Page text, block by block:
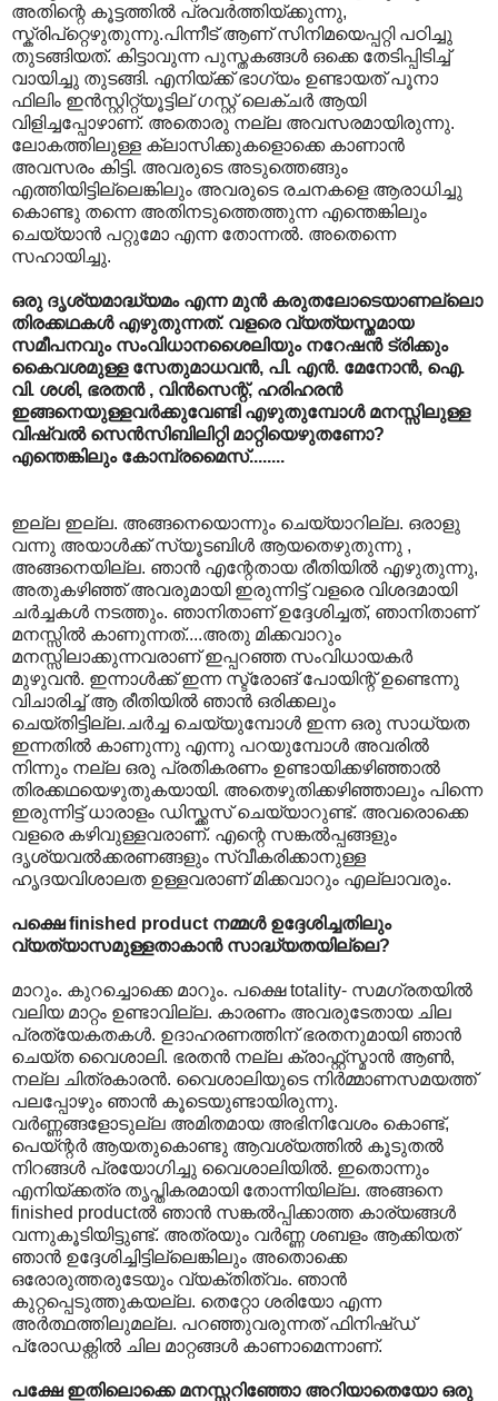
അതിന്റെ കൂട്ടത്തില്‍ പ്രവര്‍ത്തിയ്ക്കുന്നു,
സ്ക്രിപ്റ്റെഴുതുന്നു.പിന്നീട് ആണ് സിനിമയെപ്പറ്റി പഠിച്ചു
തുടങ്ങിയത്. കിട്ടാവുന്ന പുസ്തകങ്ങള്‍ ഒക്കെ തേടിപ്പിടിച്ച്
വായിച്ചു തുടങ്ങി. എനിയ്ക്ക് ഭാഗ്യം ഉണ്ടായത് പൂനാ
ഫിലിം ഇന്‍സ്റ്റിറ്റ്യൂട്ടില് ഗസ്റ്റ് ലെക്ചര്‍ ആയി
വിളിച്ചപ്പോഴാണ്. അതൊരു നല്ല അവസരമായിരുന്നു.
ലോകത്തിലുള്ള ക്ലാസിക്കുകളൊക്കെ കാണാന്‍
അവസരം കിട്ടി. അവരുടെ അടുത്തെങ്ങും
എത്തിയിട്ടില്ലെങ്കിലും അവരുടെ രചനകളെ ആരാധിച്ചു
കൊണ്ടു തന്നെ അതിനടുത്തെത്തുന്ന എന്തെങ്കിലും
ചെയ്യാന്‍ പറ്റുമോ എന്ന തോന്നല്‍. അതെന്നെ
സഹായിച്ചു.‍
ഒരു ദൃശ്യമാദ്ധ്യമം എന്ന മുന്‍ കരുതലോടെയാണല്ലൊ
തിരക്കഥകള്‍ എഴുതുന്നത്. വളരെ വ്യത്യസ്തമായ
സമീപനവും സംവിധാനശൈലിയും നറേഷന്‍ ട്രിക്കും
കൈവശമുള്ള സേതുമാധവന്‍, പി. എന്‍. മേനോന്‍, ഐ.
വി. ശശി, ഭരതന്‍ , വിന്‍സെന്റ്, ഹരിഹരന്‍
ഇങ്ങനെയുള്ളവര്‍ക്കുവേണ്ടി എഴുതുമ്പോള്‍ മനസ്സിലുള്ള
വിഷ്വല്‍ സെന്‍സിബിലിറ്റി മാറ്റിയെഴുതണോ?
എന്തെങ്കിലും കോമ്പ്രമൈസ്........
ഇല്ല ഇല്ല. അങ്ങനെയൊന്നും ചെയ്യാറില്ല. ഒരാളു
വന്നു അയാള്‍‍ക്ക് സ്യൂടബിള്‍ ആയതെഴുതുന്നു ,
അങ്ങനെയില്ല. ഞാന്‍ എന്റേതായ രീതിയില്‍ എഴുതുന്നു,
അതുകഴിഞ്ഞ് അവരുമായി ഇരുന്നിട്ട് വളരെ വിശദമായി
ചര്‍ച്ചകള്‍ നടത്തും. ഞാനിതാണ് ഉദ്ദേശിച്ചത്, ഞാനിതാണ്
മനസ്സില്‍ കാണുന്നത്....അതു മിക്കവാറും
മനസ്സിലാക്കുന്നവരാണ് ഇപ്പറഞ്ഞ സംവിധായകര്‍
മുഴുവന്‍. ഇന്നാള്‍ക്ക് ഇന്ന സ്ട്രോങ് പോയിന്റ് ഉണ്ടെന്നു
വിചാരിച്ച് ആ രീതിയില്‍ ഞാന്‍ ഒരിക്കലും
ചെയ്തിട്ടില്ല.‍ചര്‍ച്ച ചെയ്യുമ്പോള്‍ ഇന്ന ഒരു സാധ്യത
ഇന്നതില്‍ കാണുന്നു എന്നു പറയുമ്പോള്‍ അവരില്‍
നിന്നും നല്ല ഒരു പ്രതികരണം ഉണ്ടായിക്കഴിഞ്ഞാല്‍
തിരക്കഥയെഴുതുകയായി. അതെഴുതിക്കഴിഞ്ഞാലും പിന്നെ
ഇരുന്നിട്ട് ധാരാളം ഡിസ്ക്കസ് ചെയ്യാറുണ്ട്. അവരൊക്കെ
വളരെ കഴിവുള്ളവരാണ്. എന്റെ സങ്കല്‍പ്പങ്ങളും
ദൃശ്യവല്‍ക്കരണങ്ങളും സ്വീകരിക്കാനുള്ള
ഹൃദയവിശാലത ഉള്ളവരാണ് മിക്കവാറും എല്ലാവരും.
പക്ഷെ finished product നമ്മള്‍ ഉദ്ദേശിച്ചതിലും
വ്യത്യാസമുള്ളതാകാന്‍ സാദ്ധ്യതയില്ലെ?
മാറും. കുറച്ചൊക്കെ മാറും. പക്ഷെ totality- സമഗ്രതയില്‍
വലിയ മാറ്റം ഉണ്ടാവില്ല. കാരണം അവരുടേതായ ചില
പ്രത്യേകതകള്‍. ഉദാഹരണത്തിന് ഭരതനുമായി ഞാന്‍
ചെയ്ത വൈശാലി. ഭരതന്‍ നല്ല ക്രാഫ്റ്റ്സ്മാന്‍ ആണ്‍,
നല്ല ചിത്രകാരന്‍. വൈശാലിയുടെ നിര്‍മ്മാണസമയത്ത്
പലപ്പോഴും ഞാന്‍ കൂടെയുണ്ടായിരുന്നു.
വര്‍ണ്ണങ്ങളോടുല്ല അമിതമായ അഭിനിവേശം കൊണ്ട്,
പെയ്ന്റര്‍ ആയതുകൊണ്ടു ആവശ്യത്തില്‍ കൂടുതല്‍
നിറങ്ങള്‍ പ്രയോഗിച്ചു വൈശാലിയില്‍. ഇതൊന്നും
എനിയ്ക്കത്ര തൃപ്തികരമായി തോന്നിയില്ല. അങ്ങനെ
finished productല്‍ ഞാന്‍ സങ്കല്‍പ്പിക്കാത്ത കാര്യങ്ങള്‍
വന്നുകൂടിയിട്ടുണ്ട്. അത്രയും വര്‍ണ്ണ ശബളം ആക്കിയത്
ഞാന്‍ ഉദ്ദേശിച്ചിട്ടില്ലെങ്കിലും അതൊക്കെ
ഒരോരുത്തരുടേയും വ്യക്തിത്വം. ഞാന്‍
കുറ്റപ്പെടുത്തുകയല്ല. തെറ്റോ ശരിയോ എന്ന
അര്‍ത്ഥത്തിലുമല്ല. പറഞ്ഞുവരുന്നത് ഫിനിഷ്ഡ്
പ്രോഡക്റ്റില്‍ ചില മാറ്റങ്ങള്‍ കാണാമെന്നാണ്.
പക്ഷേ ഇതിലൊക്കെ മനസ്സറിഞ്ഞോ അറിയാതെയോ ഒരു